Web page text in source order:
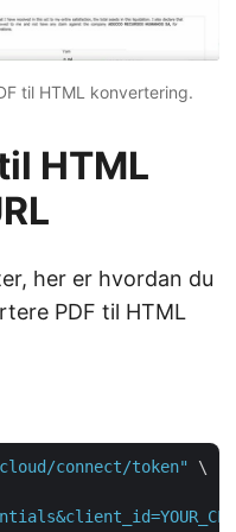
til HTML konvertering.
HTML
her er hvordan du
PDF til HTML
connect/token"
\